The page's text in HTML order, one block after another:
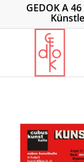
GEDOK A